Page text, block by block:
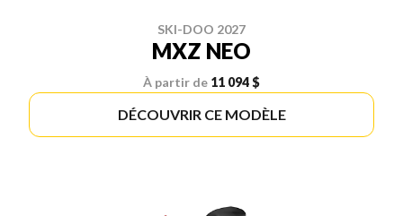
SKI-DOO 2027
MXZ NEO
À partir de 11 094 $
DÉCOUVRIR CE MODÈLE